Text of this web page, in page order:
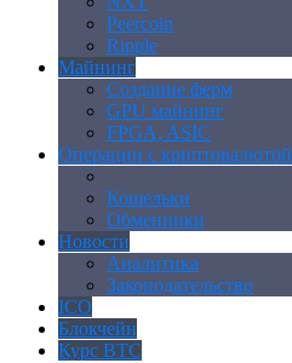
Peercoin
Ripple
Майнинг
Создание ферм
GPU майнинг
FPGA, ASIC
Операции с криптовалютой
Кошельки
Обменники
Новости
Аналитика
Законодательство
ICO
Блокчейн
Курс BTC